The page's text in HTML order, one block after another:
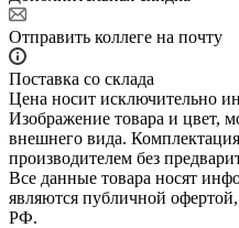
Отправить коллеге на почту
Поставка со склада
Цена носит исключительно
Изображение товара и цвет,
внешнего вида.
производителем без
Все данные товара носят
являются публичной
РФ.